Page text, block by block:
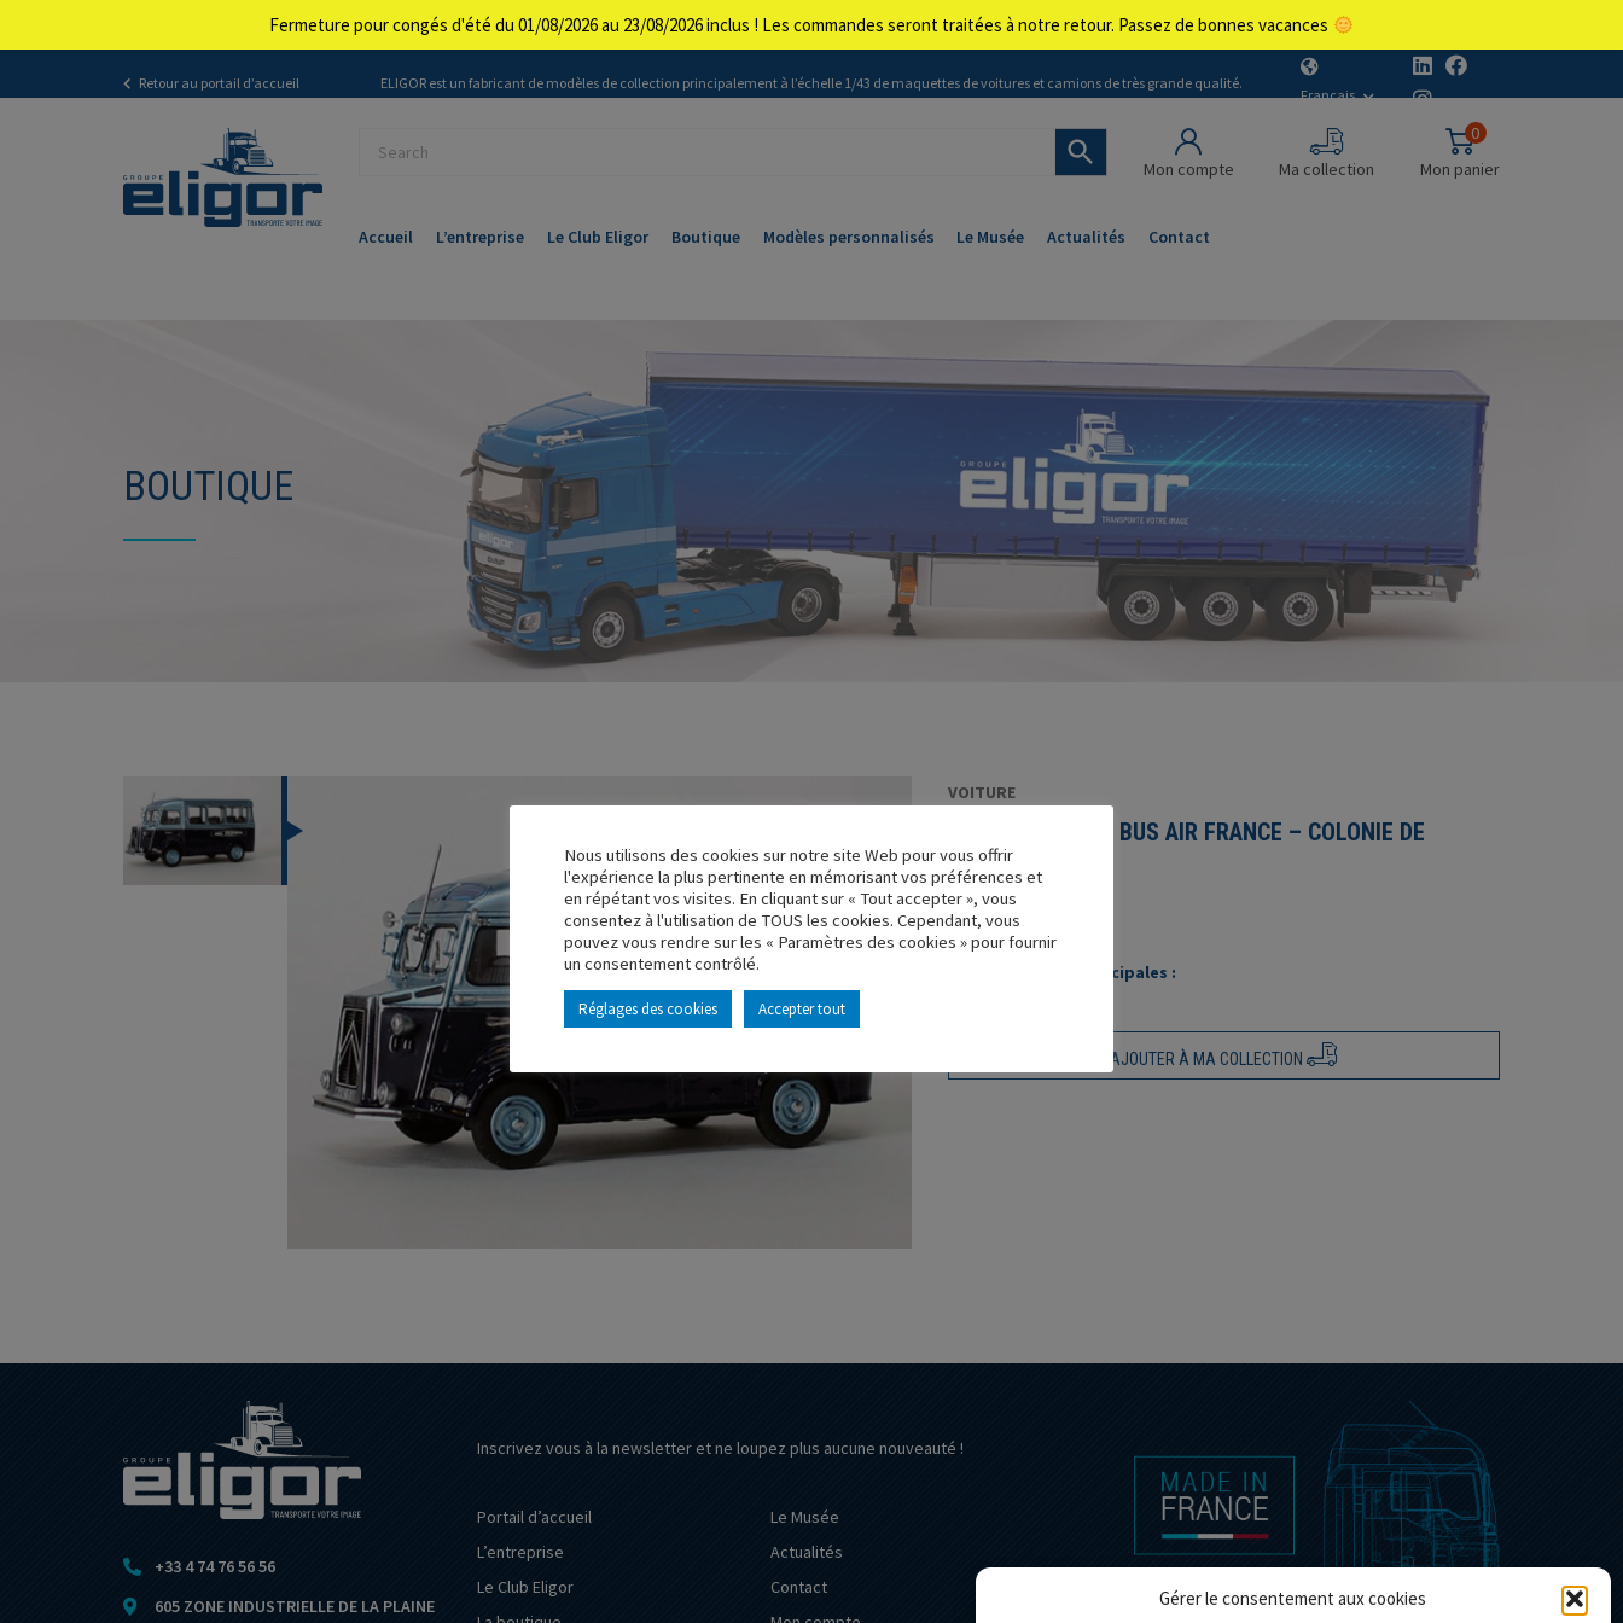
Gérer le consentement aux cookies
Retour au portail d’accueil ELIGOR est un fabricant de modèles de collection principalement à l’échelle 1/43 de maquettes de voitures et camions de très grande qualité.
Français
Mon compte Ma collection
0
Mon panier
Accueil L’entreprise Le Club Eligor Boutique Modèles personnalisés Le Musée Actualités Contact
BOUTIQUE
VOITURE
CITROËN TYPE H BUS AIR FRANCE – COLONIE DE
VACANCES
Réf. : 101405
Rupture de stock
Caractéristique principales :
AJOUTER À MA COLLECTION
+33 4 74 76 56 56
605 ZONE INDUSTRIELLE DE LA PLAINE
Inscrivez vous à la newsletter et ne loupez plus aucune nouveauté !
Portail d’accueil
L’entreprise
Le Club Eligor
Le Musée
Actualités
Contact
Nous utilisons des cookies sur notre site Web pour vous offrir
l'expérience la plus pertinente en mémorisant vos préférences et
en répétant vos visites. En cliquant sur « Tout accepter », vous
consentez à l'utilisation de TOUS les cookies. Cependant, vous
pouvez vous rendre sur les « Paramètres des cookies » pour fournir
un consentement contrôlé.
Réglages des cookies Accepter tout
Fermeture pour congés d'été du 01/08/2026 au 23/08/2026 inclus ! Les commandes seront traitées à notre retour. Passez de bonnes vacances